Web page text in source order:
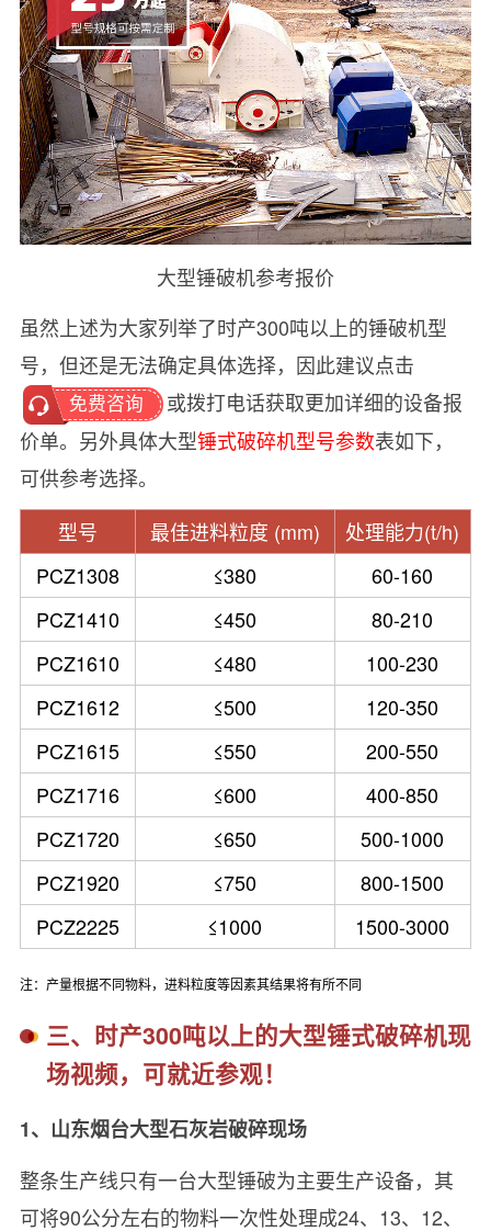
大型锤破机参考报价
虽然上述为大家列举了时产300吨以上的锤破机型
号，但还是无法确定具体选择，因此建议点击
免费咨询
或拨打电话获取更加详细的设备报
价单。另外具体大型锤式破碎机型号参数表如下，
可供参考选择。
型号
最佳进料粒度 (mm)
处理能力(t/h)
PCZ1308
≤380
60-160
PCZ1410
≤450
80-210
PCZ1610
≤480
100-230
PCZ1612
≤500
120-350
PCZ1615
≤550
200-550
PCZ1716
≤600
400-850
PCZ1720
≤650
500-1000
PCZ1920
≤750
800-1500
PCZ2225
≤1000 1500-3000
注：产量根据不同物料，进料粒度等因素其结果将有所不同
三、时产300吨以上的大型锤式破碎机现
场视频，可就近参观！
1、山东烟台大型石灰岩破碎现场
整条生产线只有一台大型锤破为主要生产设备，其
可将90公分左右的物料一次性处理成24、13、12、